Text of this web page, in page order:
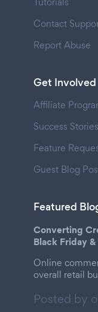
Contact
Report Abuse
Get Involved
Affiliate
Success Stories
Feature
Guest Blog
Featured
Converting
Black Friday
Online
overall retail
Posted by